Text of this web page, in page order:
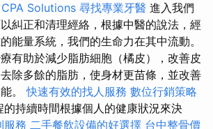
Solutions 尋找專業牙醫 進入我們
糾正和清理經絡，根據中醫的說法，經
能量系統，我們的生命力在其中流動。
有助於減少脂肪細胞（橘皮），改善皮
除多餘的脂肪，使身材更苗條，並改善
能。快速有效的找人服務 數位行銷策略
的持續時間根據個人的健康狀況來決
服務 二手餐飲設備的好選擇 台中整骨價